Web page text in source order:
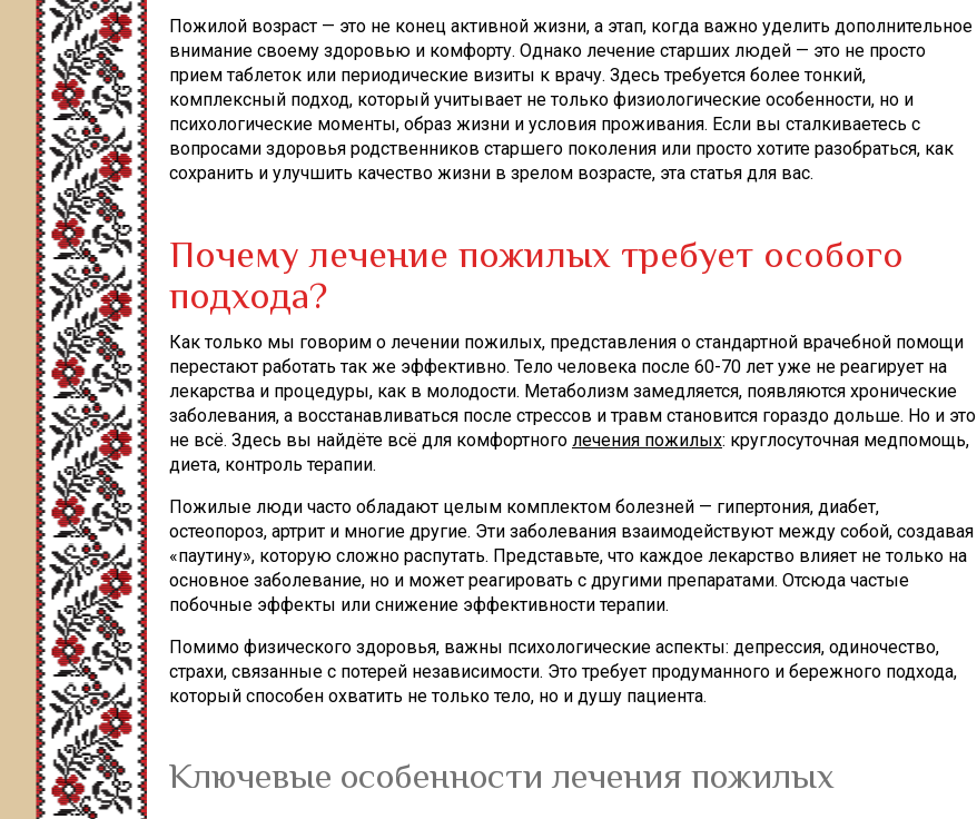
Пожилой возраст — это не конец активной жизни, а этап, когда важно уделить дополнительное
внимание своему здоровью и комфорту. Однако лечение старших людей — это не просто
прием таблеток или периодические визиты к врачу. Здесь требуется более тонкий,
комплексный подход, который учитывает не только физиологические особенности, но и
психологические моменты, образ жизни и условия проживания. Если вы сталкиваетесь с
вопросами здоровья родственников старшего поколения или просто хотите разобраться, как
сохранить и улучшить качество жизни в зрелом возрасте, эта статья для вас.
Почему лечение пожилых требует особого
подхода?
Как только мы говорим о лечении пожилых, представления о стандартной врачебной помощи
перестают работать так же эффективно. Тело человека после 60-70 лет уже не реагирует на
лекарства и процедуры, как в молодости. Метаболизм замедляется, появляются хронические
заболевания, а восстанавливаться после стрессов и травм становится гораздо дольше. Но и это
не всё. Здесь вы найдёте всё для комфортного лечения пожилых: круглосуточная медпомощь,
диета, контроль терапии.
Пожилые люди часто обладают целым комплектом болезней — гипертония, диабет,
остеопороз, артрит и многие другие. Эти заболевания взаимодействуют между собой, создавая
«паутину», которую сложно распутать. Представьте, что каждое лекарство влияет не только на
основное заболевание, но и может реагировать с другими препаратами. Отсюда частые
побочные эффекты или снижение эффективности терапии.
Помимо физического здоровья, важны психологические аспекты: депрессия, одиночество,
страхи, связанные с потерей независимости. Это требует продуманного и бережного подхода,
который способен охватить не только тело, но и душу пациента.
Ключевые особенности лечения пожилых